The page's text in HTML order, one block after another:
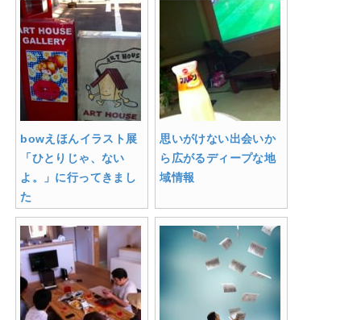
た！
bowえほんイラスト展
「ひとりじゃ、ない
よ。」に行ってきまし
た
思いがけない出会いか
ら広がるディープな地
域情報